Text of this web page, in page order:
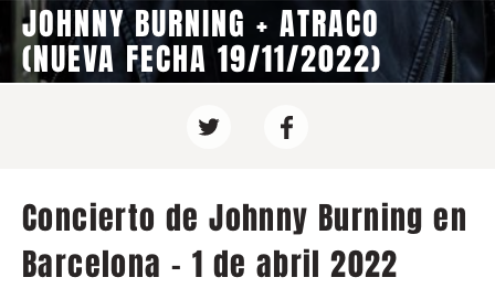
JOHNNY BURNING + ATRACO
(NUEVA FECHA 19/11/2022)
Concierto de Johnny Burning en
Barcelona - 1 de abril 2022